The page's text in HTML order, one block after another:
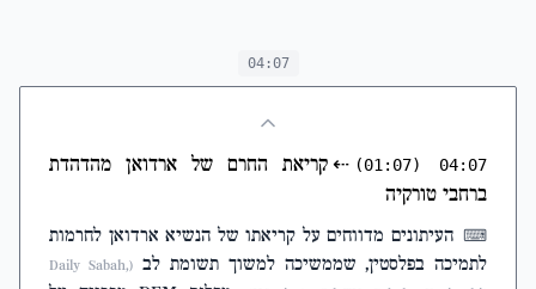
04:07
04:07
(01:07)
⇠קריאת החרם של ארדואן מהדהדת
ברחבי טורקיה
⌨ העיתונים מדווחים על קריאתו של הנשיא ארדואן לחרמות
לתמיכה בפלסטין, שממשיכה למשוך תשומת לב
(Daily Sabah,